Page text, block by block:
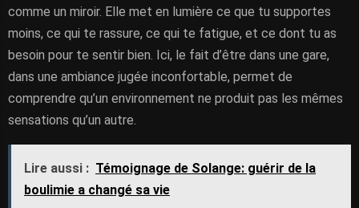
comme un miroir. Elle met en lumière ce que tu supportes
moins, ce qui te rassure, ce qui te fatigue, et ce dont tu as
besoin pour te sentir bien. Ici, le fait d’être dans une gare,
dans une ambiance jugée inconfortable, permet de
comprendre qu’un environnement ne produit pas les mêmes
sensations qu’un autre.
Lire aussi : Témoignage de Solange: guérir de la
boulimie a changé sa vie